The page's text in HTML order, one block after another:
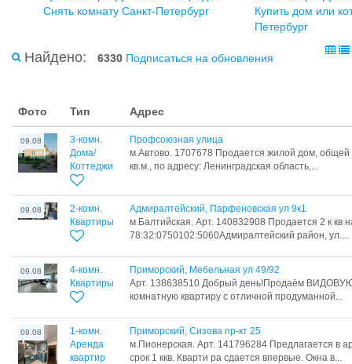
Снять комнату Санкт-Петербург
Купить дом или
Петербург
Найдено: 6330 Подписаться на обновления
Фото Тип Адрес
09.08
3-комн.
Дома/
Коттеджи
Профсоюзная улица
м.Автово. 1707678 Продается жилой дом,
кв.м., по адресу: Ленинградская область,...
09.08
2-комн.
Квартиры
Адмиралтейский, Парфеновская ул 9к1
м.Балтийская. Арт. 140832908 Продается 2 к кв
78:32:0750102:5060Адмиралтейский район, ул....
09.08
4-комн.
Квартиры
Приморский, Мебельная ул 49/92
Арт. 138638510 Дoбрый дeнь!Продаём
комнaтную квартиру с отличной продуманной...
09.08
1-комн.
Аренда
квартир
Приморский, Сизова пр-кт 25
м.Пионерская. Арт. 141796284 Пpедлагaeтся в
сpок 1 ккв. Кварти ра сдается впервые. Окна в...